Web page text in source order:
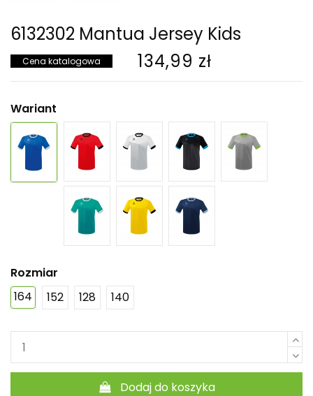
6132302 Mantua Jersey Kids
Cena katalogowa 134,99 zł
Wariant
Rozmiar
164
152 128 140
Dodaj do koszyka